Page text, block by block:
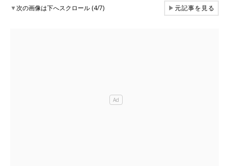
▼次の画像は下へスクロール (4/7) ▶元記事を見る